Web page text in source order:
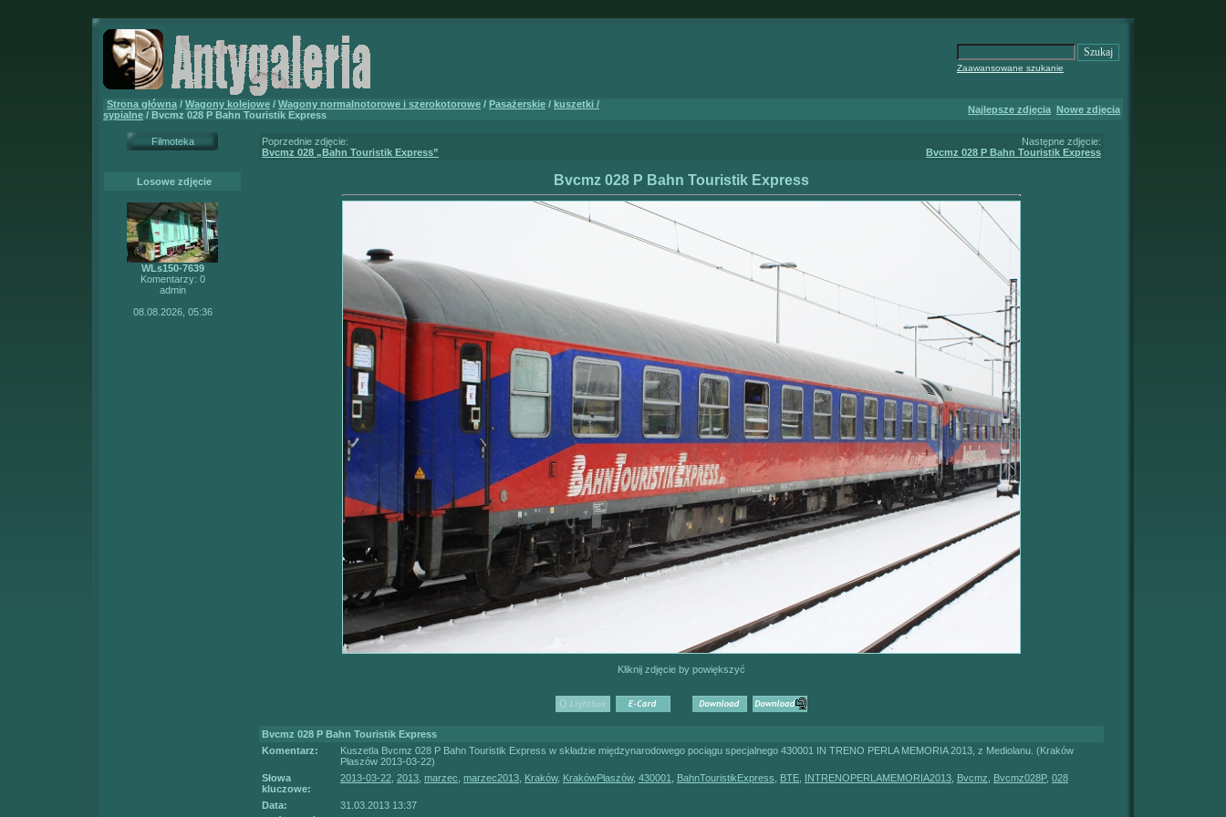
Zaawansowane szukanie
Strona główna / Wagony kolejowe / Wagony normalnotorowe i szerokotorowe / Pasażerskie / kuszetki /
sypialne / Bvcmz 028 P Bahn Touristik Express Najlepsze zdjęcia Nowe zdjęcia
Filmoteka
Losowe zdjęcie
WLs150-7639
Komentarzy: 0
admin
08.08.2026, 05:36
Poprzednie zdjęcie:
Bvcmz 028 „Bahn Touristik Express”
Następne zdjęcie:
Bvcmz 028 P Bahn Touristik Express
Bvcmz 028 P Bahn Touristik Express
Kliknij zdjęcie by powiększyć
Bvcmz 028 P Bahn Touristik Express
Komentarz:
Kuszetla Bvcmz 028 P Bahn Touristik Express w składzie międzynarodowego pociągu specjalnego 430001 IN TRENO PERLA MEMORIA 2013, z Mediolanu. (Kraków
Płaszów 2013-03-22)
Słowa
kluczowe:
2013-03-22 2013 marzec marzec2013 Kraków, KrakówPłaszów, 430001 BahnTouristikExpress BTE INTRENOPERLAMEMORIA2013 Bvcmz Bvcmz028P, 028
Data:
31.03.2013 13:37